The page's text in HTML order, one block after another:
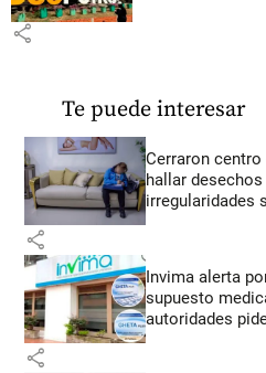
share
Te puede interesar
Cerraron
hallar
irregularidades
share
Invima alerta
supuesto
autoridades
share